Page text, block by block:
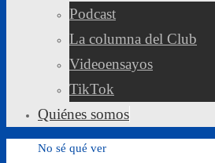
Podcast
La columna del Club
Videoensayos
TikTok
Quiénes somos
No sé qué ver